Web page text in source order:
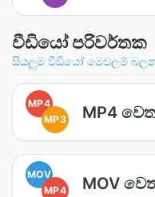
වීඩියෝ පරිවර්තක
සියලුම වීඩියෝ මෙවලම්
MP4
MP3
MP4
MOV
MP4
MOV